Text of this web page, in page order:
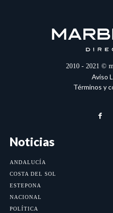
2010 - 2021 ©
Aviso
Términos y
Noticias
ANDALUCÍA
COSTA DEL SOL
ESTEPONA
NACIONAL
POLÍTICA